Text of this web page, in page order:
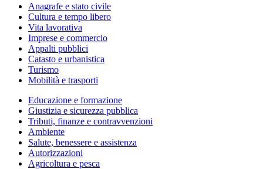
Anagrafe e stato civile
Cultura e tempo libero
Vita lavorativa
Imprese e commercio
Appalti pubblici
Catasto e urbanistica
Turismo
Mobilità e trasporti
Educazione e formazione
Giustizia e sicurezza pubblica
Tributi, finanze e contravvenzioni
Ambiente
Salute, benessere e assistenza
Autorizzazioni
Agricoltura e pesca